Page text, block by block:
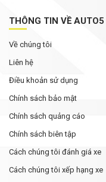
THÔNG TIN VỀ AUTO5
Về chúng tôi
Liên hệ
Điều khoản sử dụng
Chính sách bảo mật
Chính sách quảng cáo
Chính sách biên tập
Cách chúng tôi đánh giá xe
Cách chúng tôi xếp hạng xe